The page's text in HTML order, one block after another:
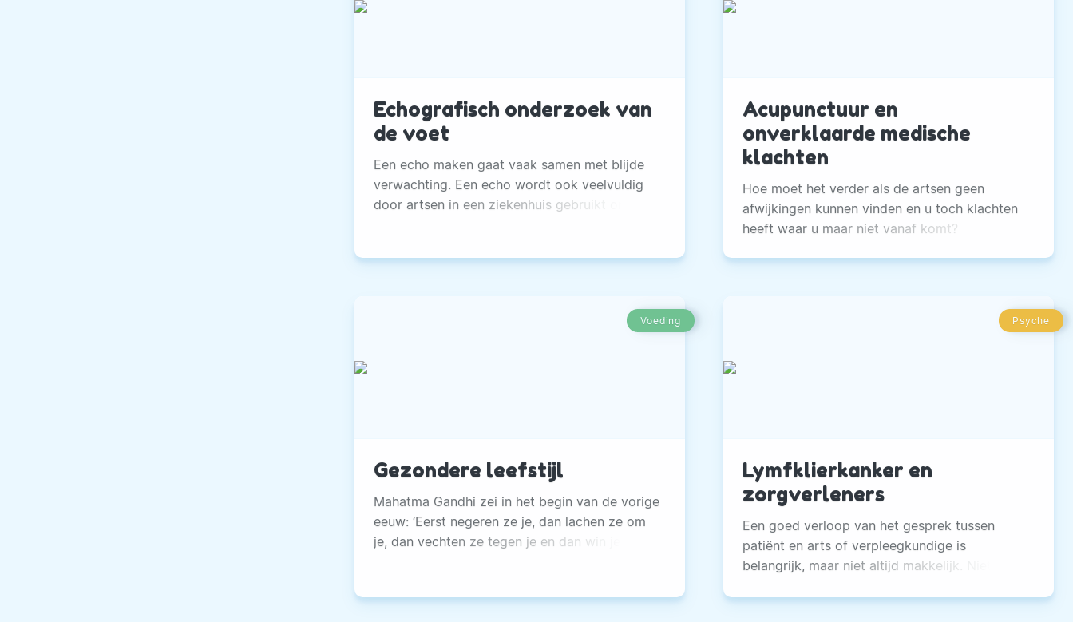
Echografisch onderzoek van
de voet
Een echo maken gaat vaak samen met blijde
verwachting. Een echo wordt ook veelvuldig
door artsen in een ziekenhuis gebruikt om bv
Acupunctuur en
onverklaarde medische
klachten
Hoe moet het verder als de artsen geen
afwijkingen kunnen vinden en u toch klachten
heeft waar u maar niet vanaf komt?
Voeding
Gezondere leefstijl
Mahatma Gandhi zei in het begin van de vorige
eeuw: ‘Eerst negeren ze je, dan lachen ze om
je, dan vechten ze tegen je en dan win je!’ Ik
gezondheidsbranche moet doorstaan. Ja
Psyche
Lymfklierkanker en
zorgverleners
Een goed verloop van het gesprek tussen
patiënt en arts of verpleegkundige is
belangrijk, maar niet altijd makkelijk. Niet
communiceren, maar ook de patiënt zelf kan